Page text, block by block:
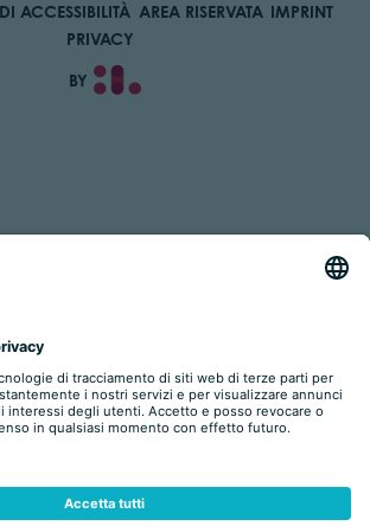
ACCESSIBILITÀ AREA RISERVATA IMPRINT
PRIVACY
BY